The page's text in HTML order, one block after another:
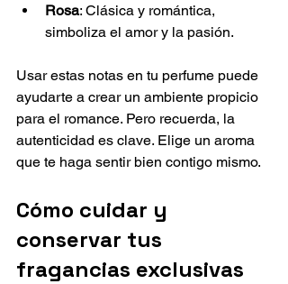
Rosa: Clásica y romántica,
simboliza el amor y la pasión.
Usar estas notas en tu perfume puede
ayudarte a crear un ambiente propicio
para el romance. Pero recuerda, la
autenticidad es clave. Elige un aroma
que te haga sentir bien contigo mismo.
Cómo cuidar y
conservar tus
fragancias exclusivas